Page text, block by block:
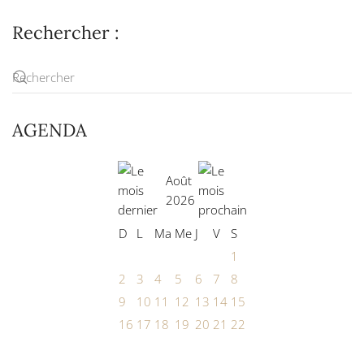
Rechercher :
AGENDA
Août
2026
D L Ma Me J V
S
1
2
3 4 5 6 7
8
9
10 11 12 13 14 15
16 17 18 19 20 21 22